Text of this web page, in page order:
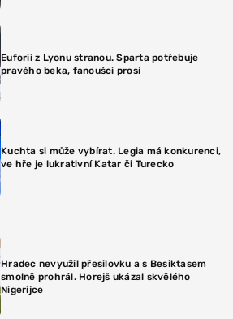
Euforii z Lyonu stranou. Sparta potřebuje
pravého beka, fanoušci prosí
Kuchta si může vybírat. Legia má konkurenci,
ve hře je lukrativní Katar či Turecko
Hradec nevyužil přesilovku a s Besiktasem
smolně prohrál. Horejš ukázal skvělého
Nigerijce